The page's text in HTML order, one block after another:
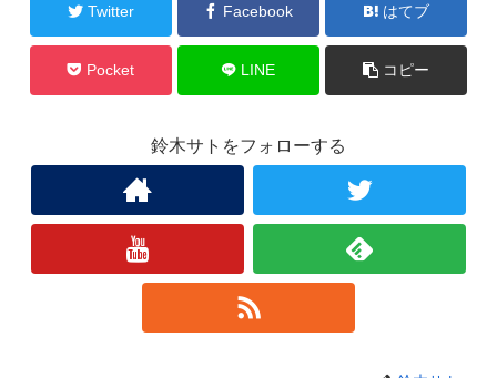
Twitter Facebook はてブ
Pocket LINE コピー
鈴木サトをフォローする